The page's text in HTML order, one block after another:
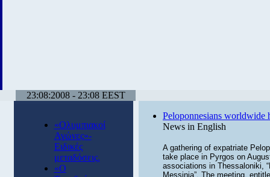
23:08:2008 - 23:08 EEST
«Ολυμπιακοί
Αγώνες»-
Ειδικές
μεταδόσεις.
«Ο
Peloponnesians worldwide
News in English
A gathering of expatriate
take place in Pyrgos on
associations in Thessaloniki,
Messinia”. The meeting,